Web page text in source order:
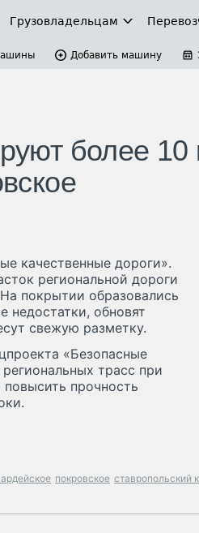
Грузовладельцам
Добавить машину
более 10
качественные дороги».
региональной дороги
покрытии образовались
недостатки, обновят
свежую разметку.
«Безопасные
трасс при
прочность
покровское ставропольский